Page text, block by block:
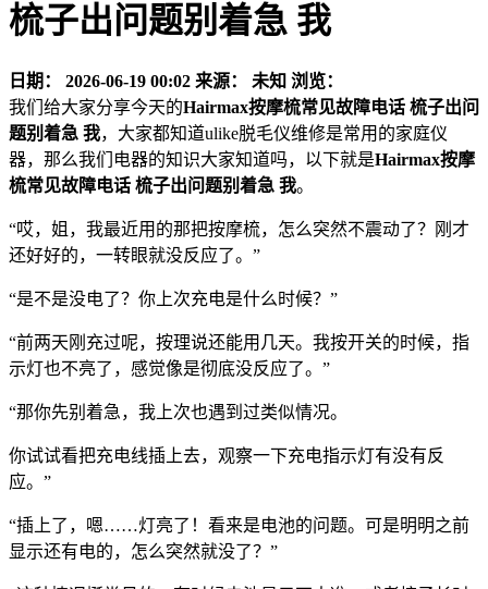
梳子出问题别着急 我
日期： 2026-06-19 00:02 来源： 未知 浏览：
我们给大家分享今天的Hairmax按摩梳常见故障电话 梳子出问
题别着急 我，大家都知道ulike脱毛仪维修是常用的家庭仪
器，那么我们电器的知识大家知道吗，以下就是Hairmax按摩
梳常见故障电话 梳子出问题别着急 我。
“哎，姐，我最近用的那把按摩梳，怎么突然不震动了？刚才
还好好的，一转眼就没反应了。”
“是不是没电了？你上次充电是什么时候？”
“前两天刚充过呢，按理说还能用几天。我按开关的时候，指
示灯也不亮了，感觉像是彻底没反应了。”
“那你先别着急，我上次也遇到过类似情况。
你试试看把充电线插上去，观察一下充电指示灯有没有反
应。”
“插上了，嗯……灯亮了！看来是电池的问题。可是明明之前
显示还有电的，怎么突然就没了？”